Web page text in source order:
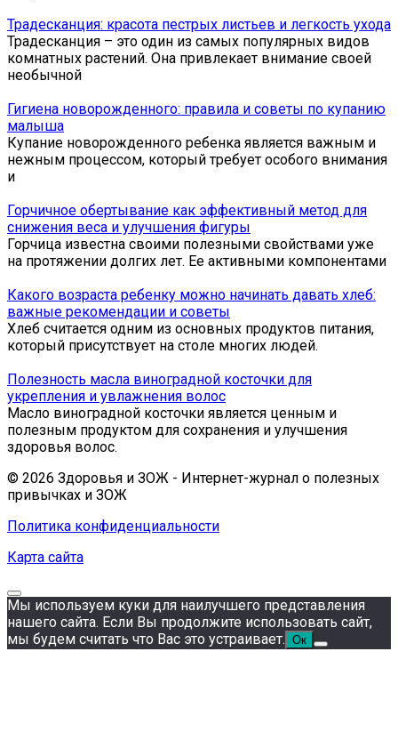
Традесканция: красота пестрых листьев и легкость ухода
Традесканция – это один из самых популярных видов
комнатных растений. Она привлекает внимание своей
необычной
Гигиена новорожденного: правила и советы по купанию
малыша
Купание новорожденного ребенка является важным и
нежным процессом, который требует особого внимания
и
Горчичное обертывание как эффективный метод для
снижения веса и улучшения фигуры
Горчица известна своими полезными свойствами уже
на протяжении долгих лет. Ее активными компонентами
Какого возраста ребенку можно начинать давать хлеб:
важные рекомендации и советы
Хлеб считается одним из основных продуктов питания,
который присутствует на столе многих людей.
Полезность масла виноградной косточки для
укрепления и увлажнения волос
Масло виноградной косточки является ценным и
полезным продуктом для сохранения и улучшения
здоровья волос.
© 2026 Здоровья и ЗОЖ - Интернет-журнал о полезных
привычках и ЗОЖ
Политика конфиденциальности
Карта сайта
Мы используем куки для наилучшего представления
нашего сайта. Если Вы продолжите использовать сайт,
мы будем считать что Вас это устраивает. Ок